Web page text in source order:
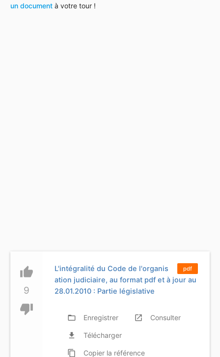
un document à votre tour !
thumb_up
9
thumb_down
pdf
L'intégralité du Code de l'organis
ation judiciaire, au format pdf et à jour au
28.01.2010 : Partie législative
folder_open Enregistrer launch Consulter
file_download Télécharger
content_copy Copier la référence